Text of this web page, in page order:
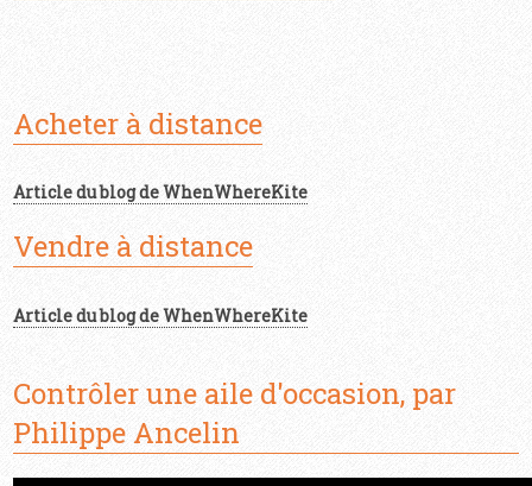
Acheter à distance
Article du blog de WhenWhereKite
Vendre à distance
Article du blog de WhenWhereKite
Contrôler une aile d'occasion, par
Philippe Ancelin